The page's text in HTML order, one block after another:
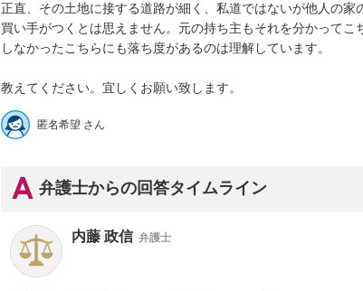
正直、その土地に接する道路が細く、私道ではないが他人の家
買い手がつくとは思えません。元の持ち主もそれを分かってこ
しなかったこちらにも落ち度があるのは理解しています。
教えてください。宜しくお願い致します。
匿名希望 さん
弁護士からの回答タイムライン
内藤 政信 弁護士